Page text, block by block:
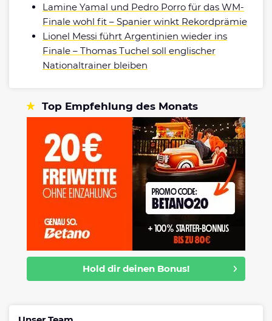
Lamine Yamal und Pedro Porro für das WM-
Finale wohl fit – Spanier winkt Rekordprämie
Lionel Messi führt Argentinien wieder ins
Finale – Thomas Tuchel soll englischer
Nationaltrainer bleiben
Top Empfehlung des Monats
Hold dir deinen Bonus!